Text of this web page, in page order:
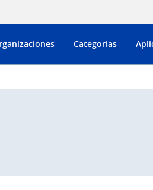
Categorias